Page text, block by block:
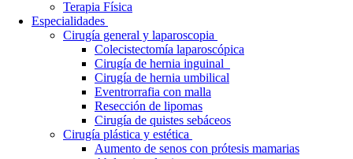
Terapia Física
Especialidades
Cirugía general y laparoscopia
Colecistectomía laparoscópica
Cirugía de hernia inguinal
Cirugía de hernia umbilical
Eventrorrafia con malla
Resección de lipomas
Cirugía de quistes sebáceos
Cirugía plástica y estética
Aumento de senos con prótesis mamarias